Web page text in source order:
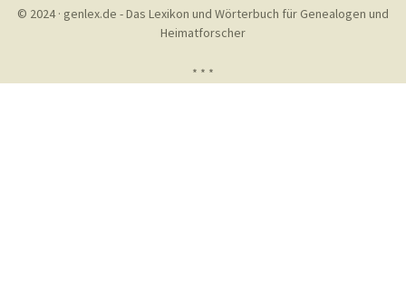
© 2024 · genlex.de - Das Lexikon und Wörterbuch für Genealogen und
Heimatforscher
* * *